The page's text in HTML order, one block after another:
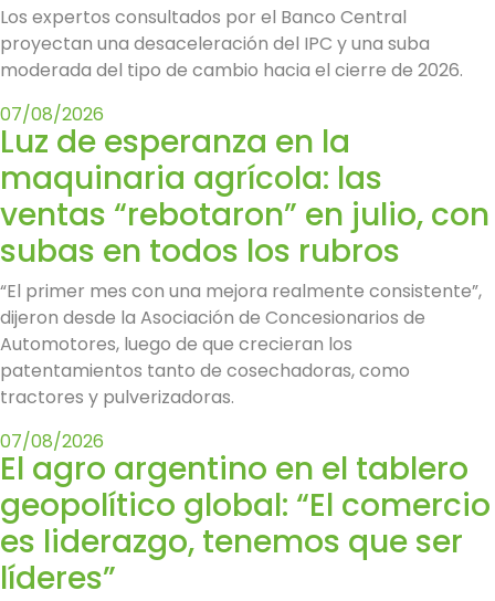
Los expertos consultados por el Banco Central
proyectan una desaceleración del IPC y una suba
moderada del tipo de cambio hacia el cierre de 2026.
07/08/2026
Luz de esperanza en la
maquinaria agrícola: las
ventas “rebotaron” en julio, con
subas en todos los rubros
“El primer mes con una mejora realmente consistente”,
dijeron desde la Asociación de Concesionarios de
Automotores, luego de que crecieran los
patentamientos tanto de cosechadoras, como
tractores y pulverizadoras.
07/08/2026
El agro argentino en el tablero
geopolítico global: “El comercio
es liderazgo, tenemos que ser
líderes”